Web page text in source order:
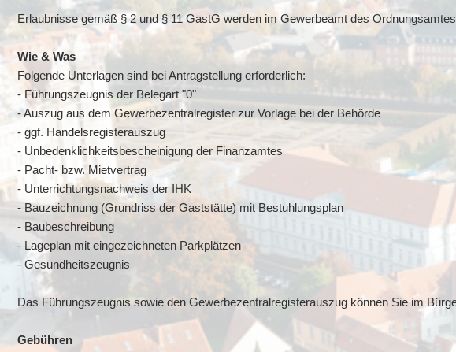
Erlaubnisse gemäß § 2 und § 11 GastG werden im Gewerbeamt des
Wie & Was
Folgende Unterlagen sind bei Antragstellung erforderlich:
- Führungszeugnis der Belegart "0"
- Auszug aus dem Gewerbezentralregister zur Vorlage bei der Behörde
- ggf. Handelsregisterauszug
- Unbedenklichkeitsbescheinigung der Finanzamtes
- Pacht- bzw. Mietvertrag
- Unterrichtungsnachweis der IHK
- Bauzeichnung (Grundriss der Gaststätte) mit Bestuhlungsplan
- Baubeschreibung
- Lageplan mit eingezeichneten Parkplätzen
- Gesundheitszeugnis
Das Führungszeugnis sowie den Gewerbezentralregisterauszug können Sie im
Gebühren